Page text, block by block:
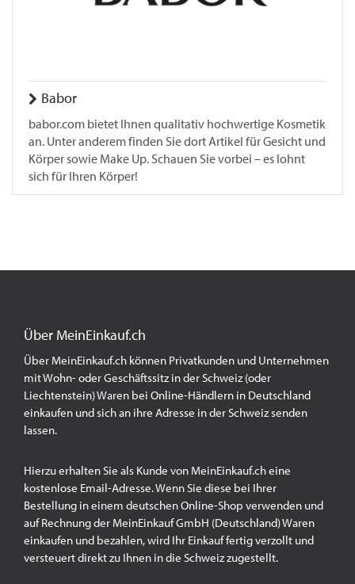
Babor
babor.com bietet Ihnen qualitativ hochwertige Kosmetik
an. Unter anderem finden Sie dort Artikel für Gesicht und
Körper sowie Make Up. Schauen Sie vorbei – es lohnt
sich für Ihren Körper!
Über MeinEinkauf.ch
Über MeinEinkauf.ch können Privatkunden und Unternehmen
mit Wohn- oder Geschäftssitz in der Schweiz (oder
Liechtenstein) Waren bei Online-Händlern in Deutschland
einkaufen und sich an ihre Adresse in der Schweiz senden
lassen.
Hierzu erhalten Sie als Kunde von MeinEinkauf.ch eine
kostenlose Email-Adresse. Wenn Sie diese bei Ihrer
Bestellung in einem deutschen Online-Shop verwenden und
auf Rechnung der MeinEinkauf GmbH (Deutschland) Waren
einkaufen und bezahlen, wird Ihr Einkauf fertig verzollt und
versteuert direkt zu Ihnen in die Schweiz zugestellt.